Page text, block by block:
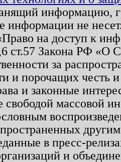
информацию,
информации не
на доступ к
ст.57 Закона РФ «О
за
и порочащих честь
и законные
свободой массовой
в пресс-
и